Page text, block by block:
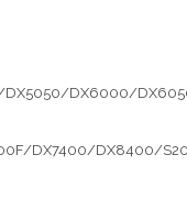
DX6000/
DX7400/DX8400/S20/